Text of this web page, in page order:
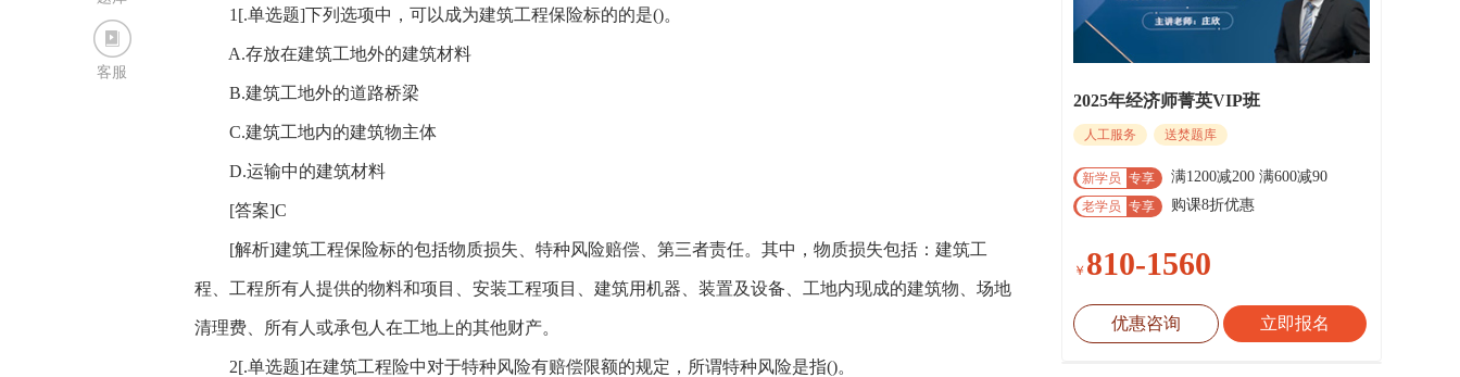
客服
1[.单选题]下列选项中，可以成为建筑工程保险标的的是()。
A.存放在建筑工地外的建筑材料
B.建筑工地外的道路桥梁
C.建筑工地内的建筑物主体
D.运输中的建筑材料
[答案]C
[解析]建筑工程保险标的包括物质损失、特种风险赔偿、第三者责任。其中，物质损失包括：建筑工
程、工程所有人提供的物料和项目、安装工程项目、建筑用机器、装置及设备、工地内现成的建筑物、场地
清理费、所有人或承包人在工地上的其他财产。
2[.单选题]在建筑工程险中对于特种风险有赔偿限额的规定，所谓特种风险是指()。
2025年经济师菁英VIP班
人工服务 送焚题库
新学员 专享 满1200减200 满600减90
老学员 专享 购课8折优惠
￥ 810-1560
优惠咨询 立即报名